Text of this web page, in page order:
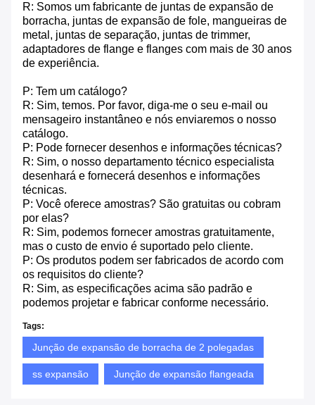
R: Somos um fabricante de juntas de expansão de
borracha, juntas de expansão de fole, mangueiras de
metal, juntas de separação, juntas de trimmer,
adaptadores de flange e flanges com mais de 30 anos
de experiência.
P: Tem um catálogo?
R: Sim, temos. Por favor, diga-me o seu e-mail ou
mensageiro instantâneo e nós enviaremos o nosso
catálogo.
P: Pode fornecer desenhos e informações técnicas?
R: Sim, o nosso departamento técnico especialista
desenhará e fornecerá desenhos e informações
técnicas.
P: Você oferece amostras? São gratuitas ou cobram
por elas?
R: Sim, podemos fornecer amostras gratuitamente,
mas o custo de envio é suportado pelo cliente.
P: Os produtos podem ser fabricados de acordo com
os requisitos do cliente?
R: Sim, as especificações acima são padrão e
podemos projetar e fabricar conforme necessário.
Tags:
Junção de expansão de borracha de 2 polegadas
ss expansão Junção de expansão flangeada